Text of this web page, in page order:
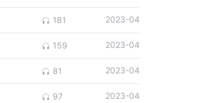
181 2023-04
159 2023-04
81 2023-04
97 2023-04